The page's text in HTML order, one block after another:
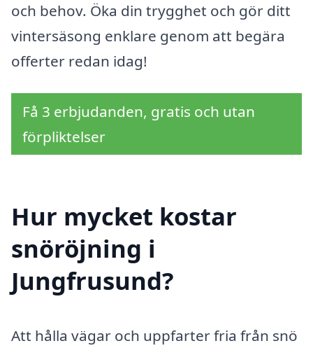
och behov. Öka din trygghet och gör ditt
vintersäsong enklare genom att begära
offerter redan idag!
Få 3 erbjudanden, gratis och utan
förpliktelser
Hur mycket kostar
snöröjning i
Jungfrusund?
Att hålla vägar och uppfarter fria från snö